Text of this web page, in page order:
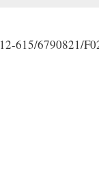
615/6790821/